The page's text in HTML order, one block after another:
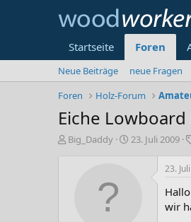
Startseite Foren
Neue Beiträge neue Fragen
Foren
Holz-Forum
Eiche
E
Big_Daddy
E
23. Juli 2009
23.
wir